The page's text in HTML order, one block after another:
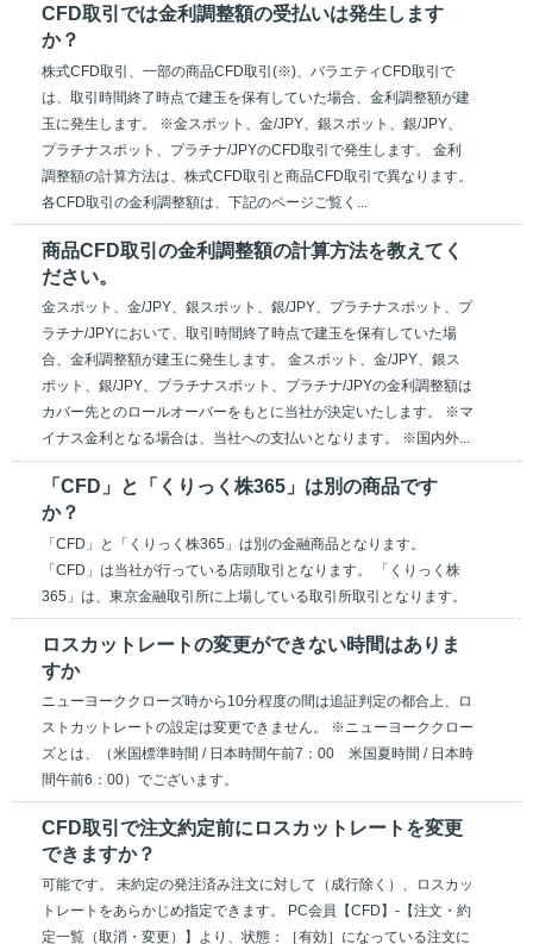
CFD取引では金利調整額の受払いは発生します
か？
株式CFD取引、一部の商品CFD取引(※)、バラエティCFD取引で
は、取引時間終了時点で建玉を保有していた場合、金利調整額が建
玉に発生します。 ※金スポット、金/JPY、銀スポット、銀/JPY、
プラチナスポット、プラチナ/JPYのCFD取引で発生します。 金利
調整額の計算方法は、株式CFD取引と商品CFD取引で異なります。
各CFD取引の金利調整額は、下記のページご覧く...
商品CFD取引の金利調整額の計算方法を教えてく
ださい。
金スポット、金/JPY、銀スポット、銀/JPY、プラチナスポット、プ
ラチナ/JPYにおいて、取引時間終了時点で建玉を保有していた場
合、金利調整額が建玉に発生します。 金スポット、金/JPY、銀ス
ポット、銀/JPY、プラチナスポット、プラチナ/JPYの金利調整額は
カバー先とのロールオーバーをもとに当社が決定いたします。 ※マ
イナス金利となる場合は、当社への支払いとなります。 ※国内外...
「CFD」と「くりっく株365」は別の商品です
か？
「CFD」と「くりっく株365」は別の金融商品となります。
「CFD」は当社が行っている店頭取引となります。 「くりっく株
365」は、東京金融取引所に上場している取引所取引となります。
ロスカットレートの変更ができない時間はありま
すか
ニューヨーククローズ時から10分程度の間は追証判定の都合上、ロ
ストカットレートの設定は変更できません。 ※ニューヨーククロー
ズとは、（米国標準時間 / 日本時間午前7：00 米国夏時間 / 日本時
間午前6：00）でございます。
CFD取引で注文約定前にロスカットレートを変更
できますか？
可能です。 未約定の発注済み注文に対して（成行除く）、ロスカッ
トレートをあらかじめ指定できます。 PC会員【CFD】-【注文・約
定一覧（取消・変更）】より、状態：［有効］になっている注文に